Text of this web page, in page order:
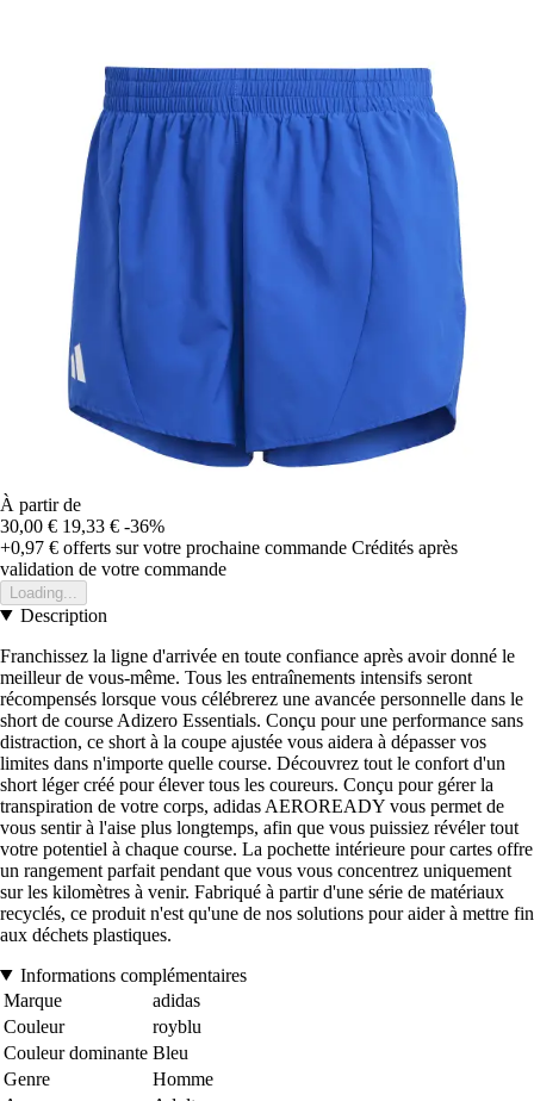
À partir de
30,00 € 19,33 € -36%
+0,97 € offerts sur votre prochaine commande Crédités après
validation de votre commande
Loading...
Description
Franchissez la ligne d'arrivée en toute confiance après avoir donné le
meilleur de vous-même. Tous les entraînements intensifs seront
récompensés lorsque vous célébrerez une avancée personnelle dans le
short de course Adizero Essentials. Conçu pour une performance sans
distraction, ce short à la coupe ajustée vous aidera à dépasser vos
limites dans n'importe quelle course. Découvrez tout le confort d'un
short léger créé pour élever tous les coureurs. Conçu pour gérer la
transpiration de votre corps, adidas AEROREADY vous permet de
vous sentir à l'aise plus longtemps, afin que vous puissiez révéler tout
votre potentiel à chaque course. La pochette intérieure pour cartes offre
un rangement parfait pendant que vous vous concentrez uniquement
sur les kilomètres à venir. Fabriqué à partir d'une série de matériaux
recyclés, ce produit n'est qu'une de nos solutions pour aider à mettre fin
aux déchets plastiques.
Informations complémentaires
Marque
adidas
Couleur
royblu
Couleur dominante Bleu
Genre
Homme